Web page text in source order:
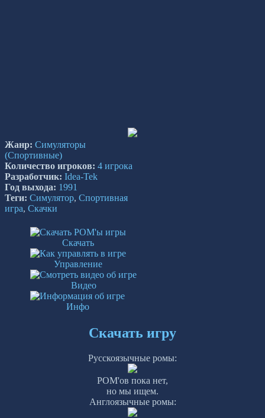
Жанр: Симуляторы
(Спортивные)
Количество игроков: 4 игрока
Разработчик: Idea-Tek
Год выхода: 1991
Теги: Симулятор, Спортивная
игра, Скачки
Скачать
Управление
Видео
Инфо
Скачать игру
Русскоязычные ромы:
РОМ'ов пока нет,
но мы ищем.
Англоязычные ромы: